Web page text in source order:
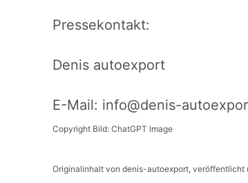
Pressekontakt:
Denis autoexport
E-Mail: info@denis-
Copyright Bild: ChatGPT Image
Originalinhalt von denis-autoexport, veröffentlicht